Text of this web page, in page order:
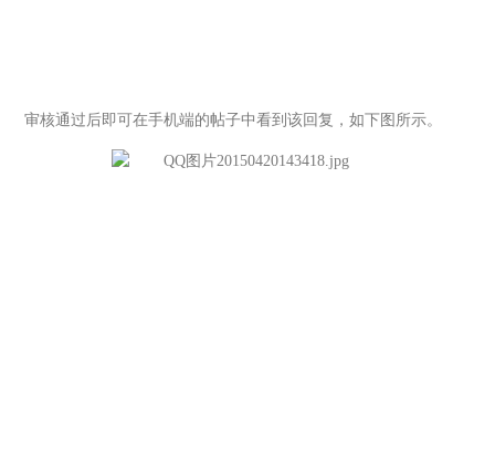
审核通过后即可在手机端的帖子中看到该回复，如下图所示。